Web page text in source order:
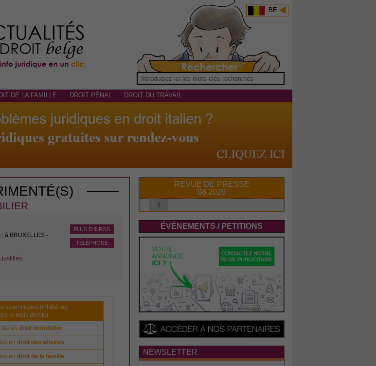
BE
DE LA FAMILLE DROIT PÉNAL DROIT DU TRAVAIL
PLUS D'INFOS
TÉLÉPHONE
à BRUXELLES -
justifiés
scientifiques ont été lus
le mois dernier
lus endroit immobilier
endroit des affaires
endroit de la famille
REVUE DE PRESSE
08 2026
1
ÉVÉNEMENTS / PETITIONS
NEWSLETTER